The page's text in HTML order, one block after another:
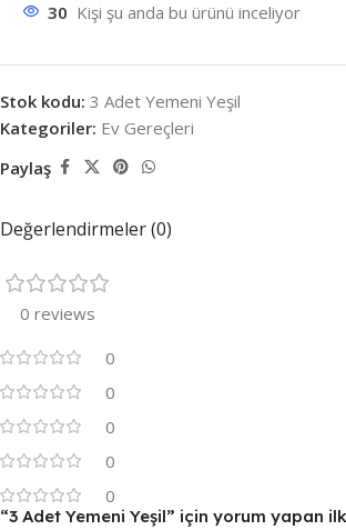
30 Kişi şu anda bu ürünü inceliyor
Stok kodu: 3 Adet Yemeni Yeşil
Kategoriler: Ev Gereçleri
Paylaş
Değerlendirmeler (0)
0 reviews
0
0
0
0
0
“3 Adet Yemeni Yeşil” için yorum yapan